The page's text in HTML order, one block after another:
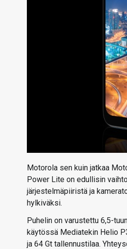
Motorola sen kuin jatkaa
Power Lite on edullisin
järjestelmäpiiristä ja
hylkiväksi.
Puhelin on varustettu 6,5-
käytössä Mediatekin Helio
ja 64 Gt tallennustilaa.